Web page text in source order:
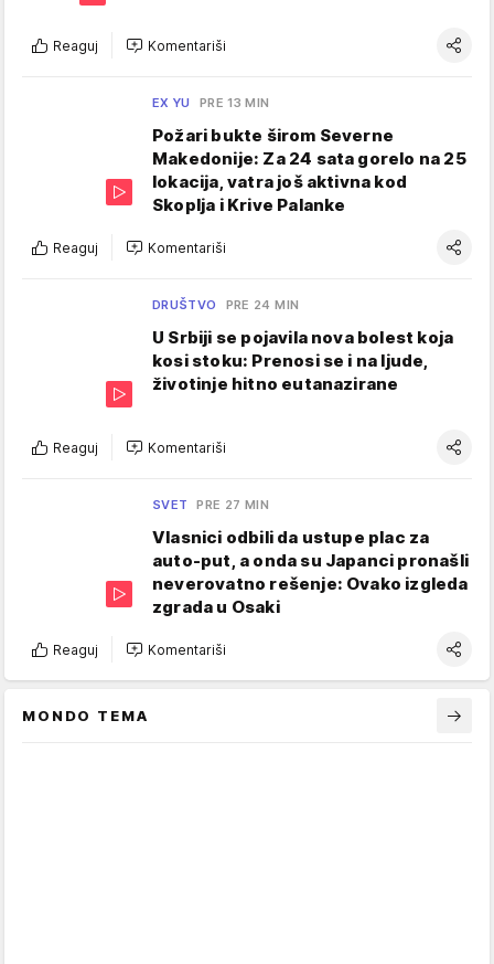
Reaguj Komentariši
EX YU PRE 13 MIN
Požari bukte širom Severne
Makedonije: Za 24 sata gorelo na 25
lokacija, vatra još aktivna kod
Skoplja i Krive Palanke
Reaguj Komentariši
DRUŠTVO PRE 24 MIN
U Srbiji se pojavila nova bolest koja
kosi stoku: Prenosi se i na ljude,
životinje hitno eutanazirane
Reaguj Komentariši
SVET PRE 27 MIN
Vlasnici odbili da ustupe plac za
auto-put, a onda su Japanci pronašli
neverovatno rešenje: Ovako izgleda
zgrada u Osaki
Reaguj Komentariši
MONDO TEMA